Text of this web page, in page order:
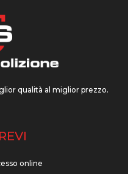
qualità al miglior prezzo.
online